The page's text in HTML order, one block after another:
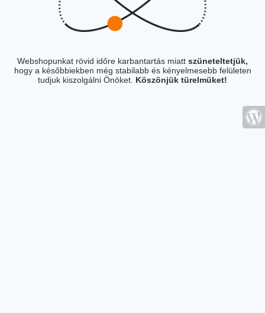
Webshopunkat rövid időre karbantartás miatt szüneteltetjük,
hogy a későbbiekben még stabilabb és kényelmesebb felületen
tudjuk kiszolgálni Önöket. Köszönjük türelmüket!